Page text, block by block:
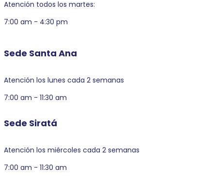
Atención todos los martes:
7:00 am - 4:30 pm
Sede Santa Ana
Atención los lunes cada 2 semanas
7:00 am - 11:30 am
Sede Siratá
Atención los miércoles cada 2 semanas
7:00 am - 11:30 am